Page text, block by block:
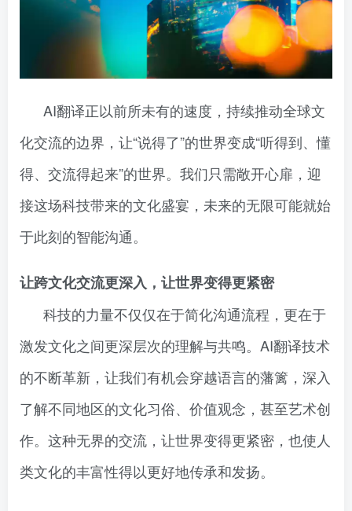
AI翻译正以前所未有的速度，持续推动全球文
化交流的边界，让“说得了”的世界变成“听得到、懂
得、交流得起来”的世界。我们只需敞开心扉，迎
接这场科技带来的文化盛宴，未来的无限可能就始
于此刻的智能沟通。
让跨文化交流更深入，让世界变得更紧密
科技的力量不仅仅在于简化沟通流程，更在于
激发文化之间更深层次的理解与共鸣。AI翻译技术
的不断革新，让我们有机会穿越语言的藩篱，深入
了解不同地区的文化习俗、价值观念，甚至艺术创
作。这种无界的交流，让世界变得更紧密，也使人
类文化的丰富性得以更好地传承和发扬。